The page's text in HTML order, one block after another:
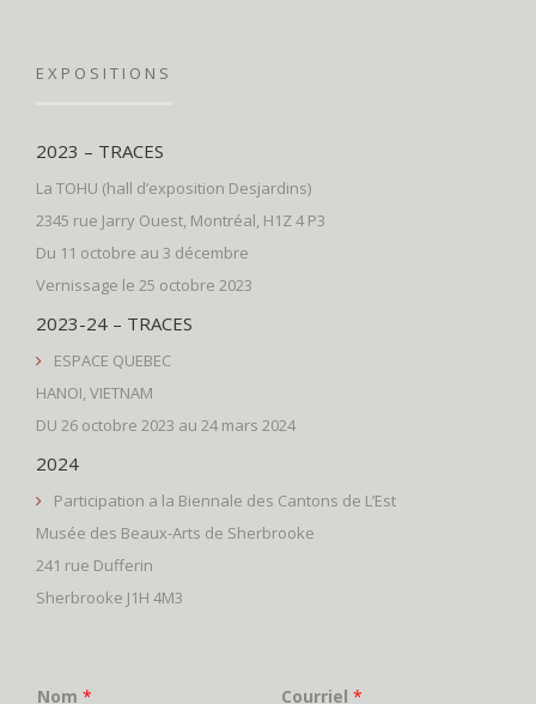
EXPOSITIONS
2023 – TRACES
La TOHU (hall d’exposition Desjardins)
2345 rue Jarry Ouest, Montréal, H1Z 4 P3
Du 11 octobre au 3 décembre
Vernissage le 25 octobre 2023
2023-24 – TRACES
ESPACE QUEBEC
HANOI, VIETNAM
DU 26 octobre 2023 au 24 mars 2024
2024
Participation a la Biennale des Cantons de L’Est
Musée des Beaux-Arts de Sherbrooke
241 rue Dufferin
Sherbrooke J1H 4M3
Nom * Courriel *